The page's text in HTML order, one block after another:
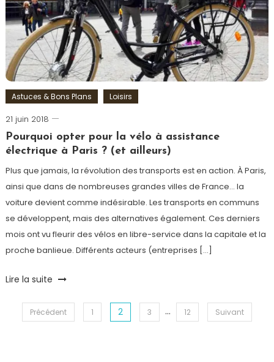
Parfums,
Shangaï ,
Ville
de
Paris
Astuces & Bons Plans Loisirs
21 juin 2018
Romain-
Paris
Pourquoi opter pour la vélo à assistance
électrique à Paris ? (et ailleurs)
Plus que jamais, la révolution des transports est en action. À Paris,
ainsi que dans de nombreuses grandes villes de France… la
voiture devient comme indésirable. Les transports en communs
se développent, mais des alternatives également. Ces derniers
mois ont vu fleurir des vélos en libre-service dans la capitale et la
proche banlieue. Différents acteurs (entreprises […]
Tagged
speebike,
V.A.E.,
Lire la suite
Pagination
Précédent 1 2 3 … 12 Suivant